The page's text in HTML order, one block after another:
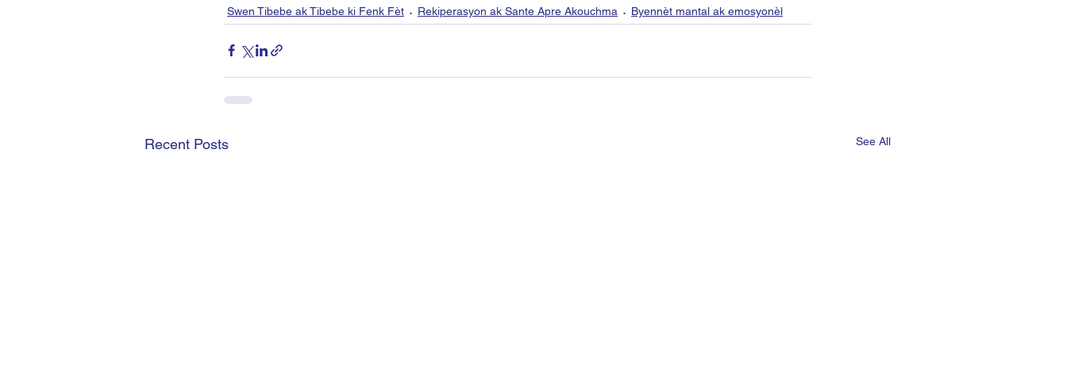
Swen Tibebe ak Tibebe ki Fenk Fèt Rekiperasyon ak Sante Apre Akouchma Byennèt mantal ak emosyonèl
Recent Posts See All